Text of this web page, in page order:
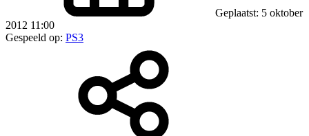
Geplaatst: 5 oktober
2012 11:00
Gespeeld op: PS3